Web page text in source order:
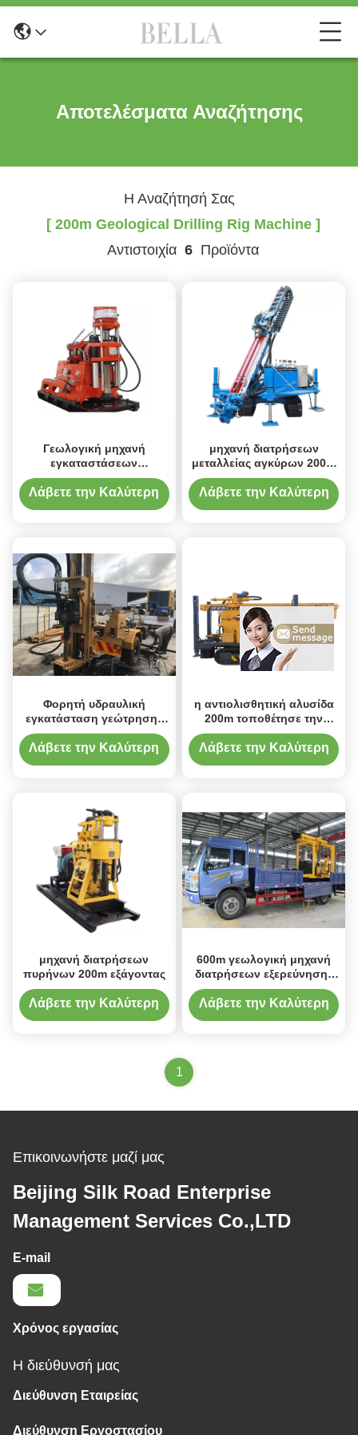
Αποτελέσματα Αναζήτησης
Η Αναζήτησή Σας
[ 200m Geological Drilling Rig Machine ]
Αντιστοιχία 6Προϊόντα
Γεωλογική μηχανή
εγκαταστάσεων
γεώτρησης διατρήσεων
εφαρμοσμένης μηχανικής
Λάβετε την Καλύτερη
μηχανή διατρήσεων
μεταλλείας αγκύρων 200m
πλήρης υδραυλική
περιστροφική
Λάβετε την Καλύτερη
Φορητή υδραυλική
εγκατάσταση γεώτρησης
διατρήσεων φρεατίων
νερού
Λάβετε την Καλύτερη
η αντιολισθητική αλυσίδα
200m τοποθέτησε την
εγκατάσταση γεώτρησης
τρυπανιών
Λάβετε την Καλύτερη
μηχανή διατρήσεων
πυρήνων 200m εξάγοντας
Λάβετε την Καλύτερη
600m γεωλογική μηχανή
διατρήσεων εξερεύνησης
τοποθετημένη φορτηγό
Λάβετε την Καλύτερη
1
Επικοινωνήστε μαζί μας
Beijing Silk Road Enterprise
Management Services Co.,LTD
E-mail
Χρόνος εργασίας
Η διεύθυνσή μας
Διεύθυνση Εταιρείας
Διεύθυνση Εργοστασίου